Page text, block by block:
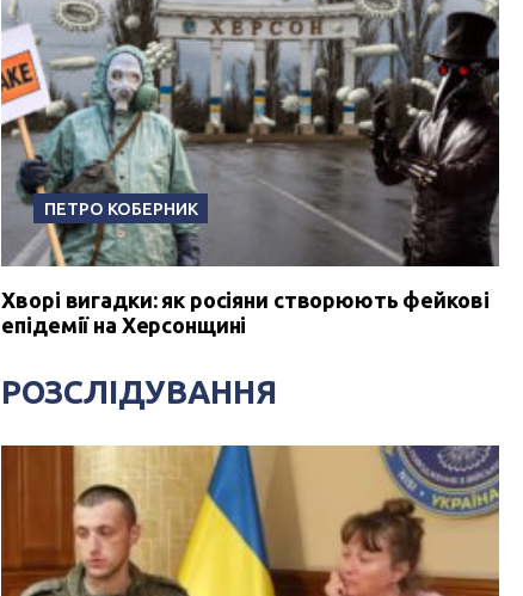
ПЕТРО КОБЕРНИК
Хворі вигадки: як росіяни створюють фейкові
епідемії на Херсонщині
РОЗСЛІДУВАННЯ